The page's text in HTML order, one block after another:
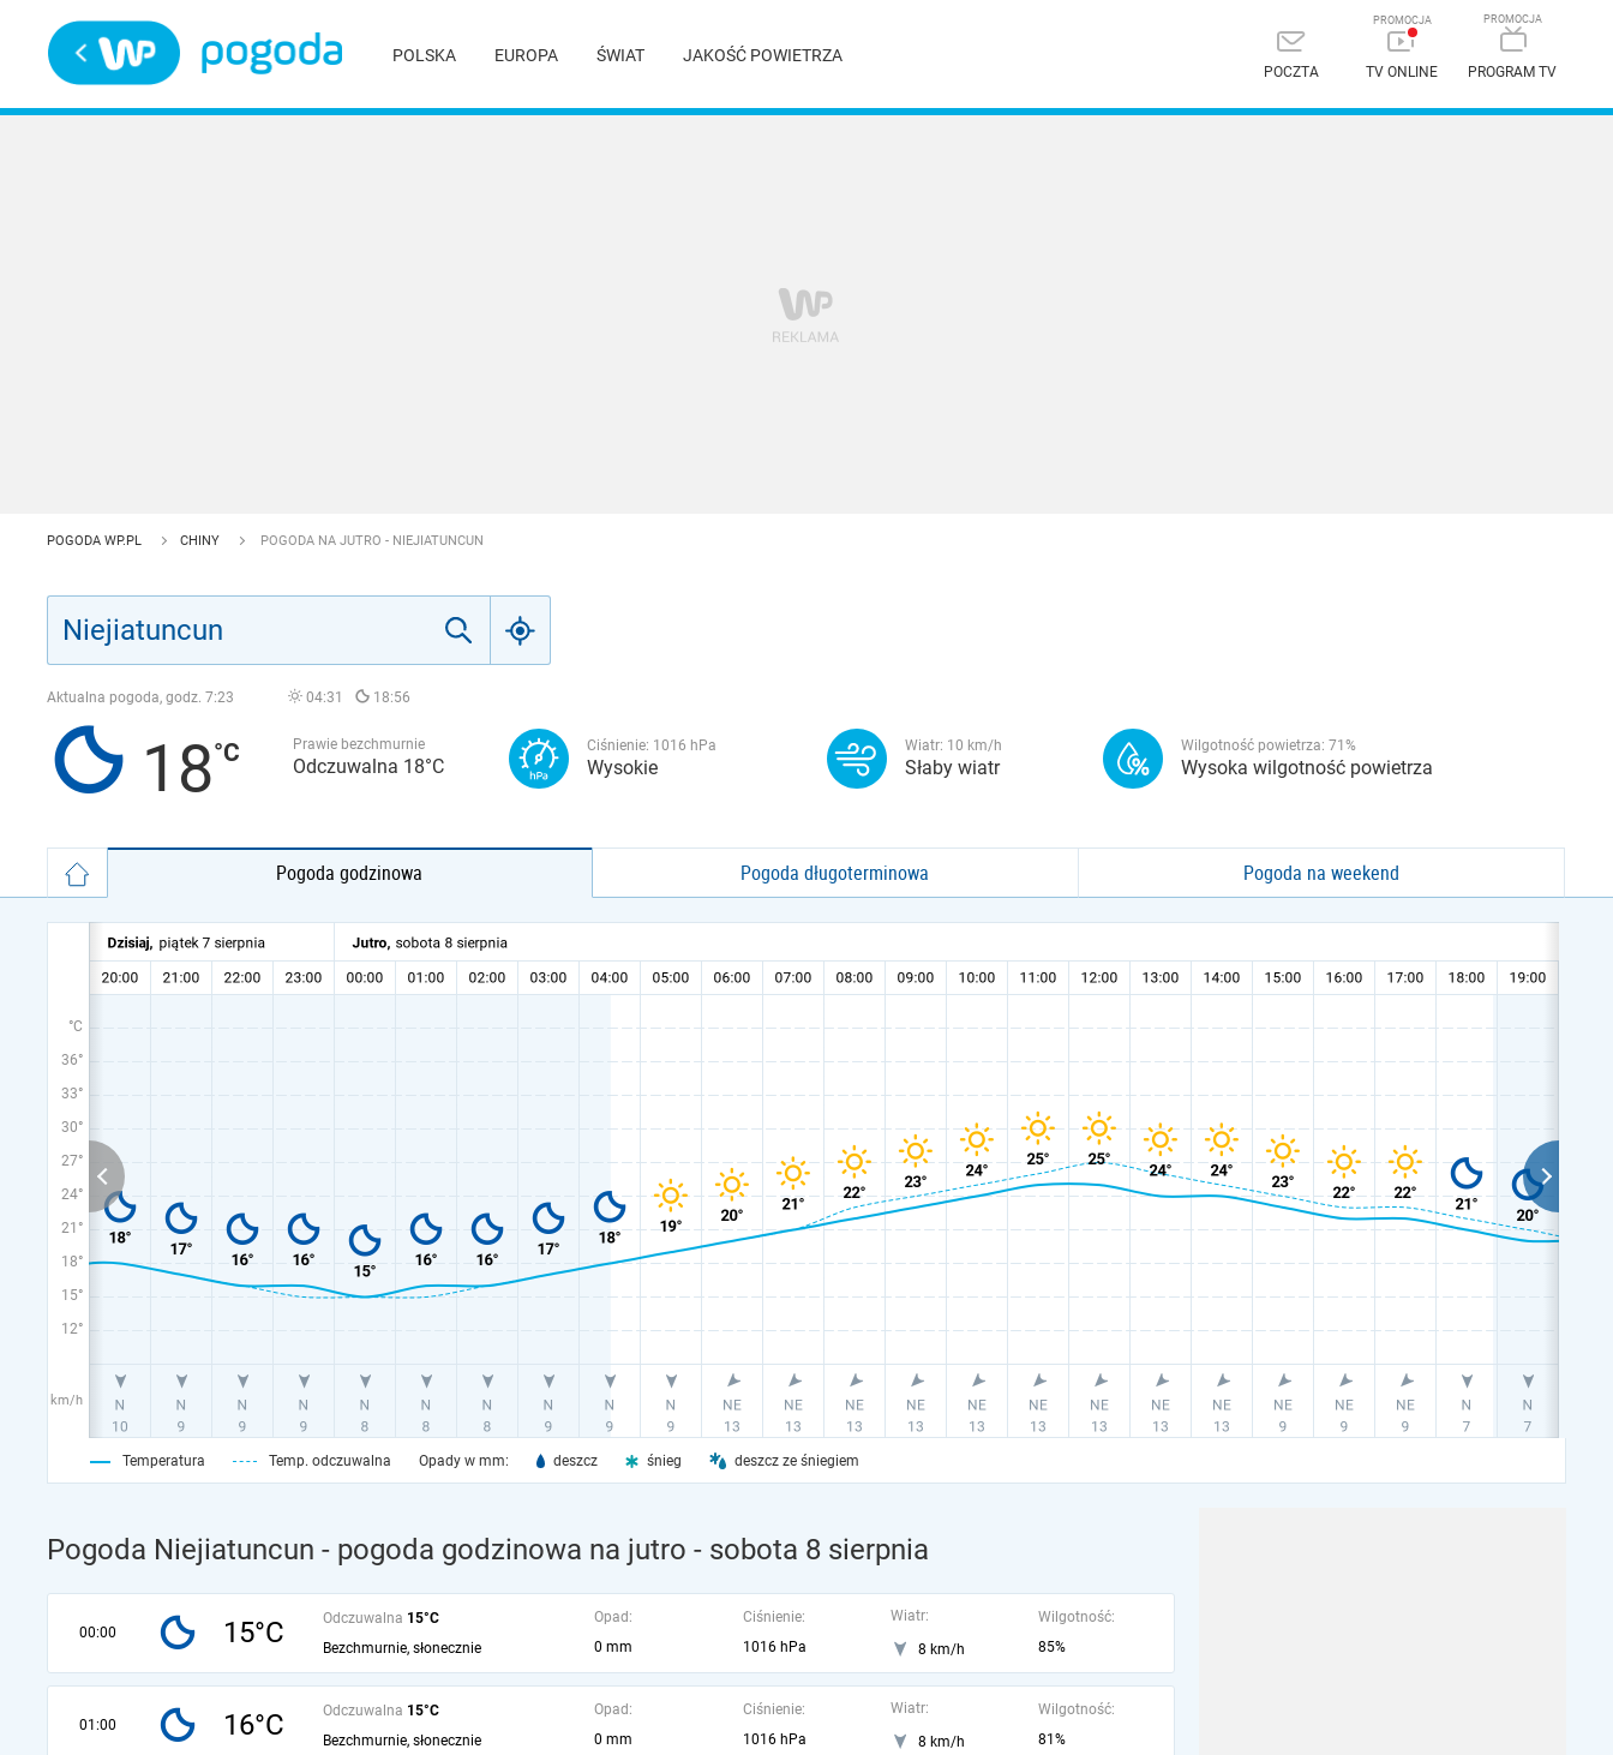
POLSKA EUROPA ŚWIAT JAKOŚĆ POWIETRZA
POCZTA TV ONLINE PROGRAM TV
POGODA WP.PL CHINY POGODA NA JUTRO - NIEJIATUNCUN
Aktualna pogoda, godz. 7:23 04:31 18:56
18 Prawie bezchmurnie
Odczuwalna 18°C
Ciśnienie: 1016 hPa
Wysokie
Wiatr: 10 km/h
Słaby wiatr
Wilgotność powietrza: 71 %
Wysoka wilgotność powietrza
Pogoda godzinowa Pogoda długoterminowa Pogoda na weekend
°C
36°
33°
30°
27°
24°
21°
18°
15°
12°
km/h
Temperatura Temp. odczuwalna Opady w mm: deszcz śnieg deszcz ze śniegiem
Pogoda Niejiatuncun - pogoda godzinowa na jutro - sobota 8 sierpnia
00:00 15°C Odczuwalna 15°C
Bezchmurnie, słonecznie
Opad:
0 mm
Ciśnienie:
1016 hPa
Wiatr:
8 km/h
Wilgotność:
85%
01:00 16°C Odczuwalna 15°C
Bezchmurnie, słonecznie
Opad:
0 mm
Ciśnienie:
1016 hPa
Wiatr:
8 km/h
Wilgotność:
81%